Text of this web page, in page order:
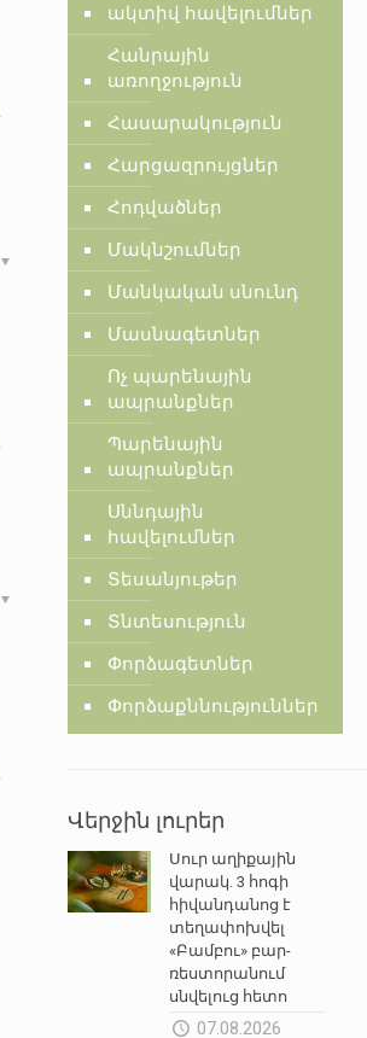
ակտիվ հավելումներ
Հանրային
առողջություն
Հասարակություն
Հարցազրույցներ
Հոդվածներ
Մակնշումներ
Մանկական սնունդ
Մասնագետներ
Ոչ պարենային
ապրանքներ
Պարենային
ապրանքներ
Սննդային
հավելումներ
Տեսանյութեր
Տնտեսություն
Փորձագետներ
Փորձաքննություններ
Վերջին լուրեր
Սուր աղիքային
վարակ. 3 հոգի
հիվանդանոց է
տեղափոխվել
«Բամբու» բար-
ռեստորանում
սնվելուց հետո
07.08.2026